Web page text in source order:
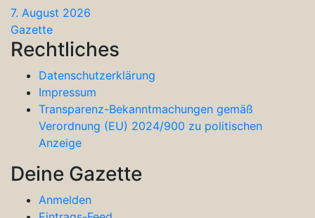
7. August 2026
Gazette
Rechtliches
Datenschutzerklärung
Impressum
Transparenz-Bekanntmachungen gemäß
Verordnung (EU) 2024/900 zu politischen
Anzeige
Deine Gazette
Anmelden